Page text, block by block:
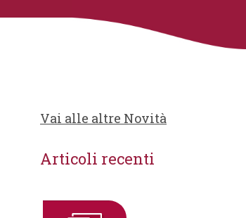
Vai alle altre Novità
Articoli recenti